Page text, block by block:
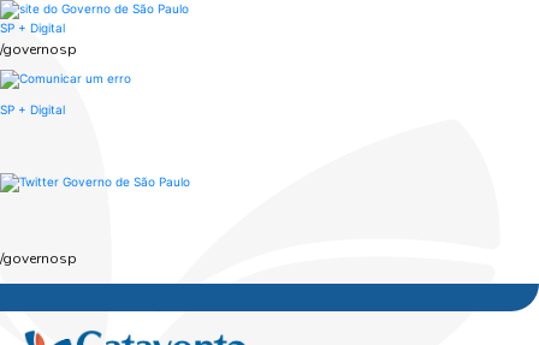
Skip
to
main
SP + Digital
/governosp
SP + Digital
/governosp